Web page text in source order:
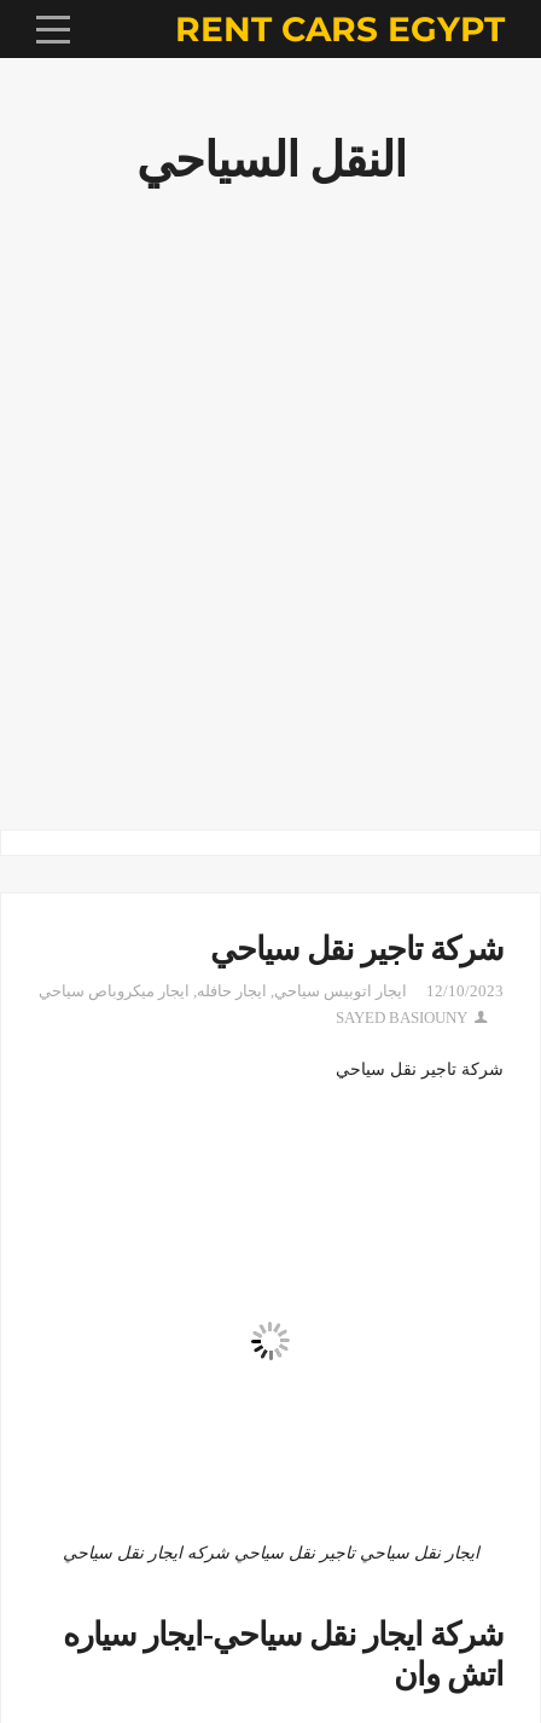
RENT CARS EGYPT
النقل السياحي
شركة تاجير نقل سياحي
12/10/2023 ايجار اتوبيس سياحي, ايجار حافله, ايجار ميكروباص سياحي
SAYED BASIOUNY
شركة تاجير نقل سياحي
ايجار نقل سياحي تاجير نقل سياحي شركه ايجار نقل سياحي
شركة ايجار نقل سياحي-ايجار سياره
اتش وان